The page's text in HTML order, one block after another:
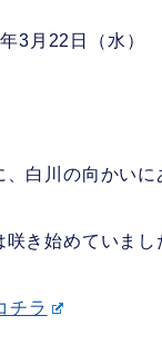
3月22日（水）
白川の向かいに
き始めていまし
チラ